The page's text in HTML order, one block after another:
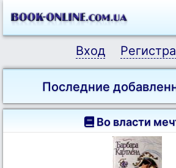
Вход
Последние
Во власти